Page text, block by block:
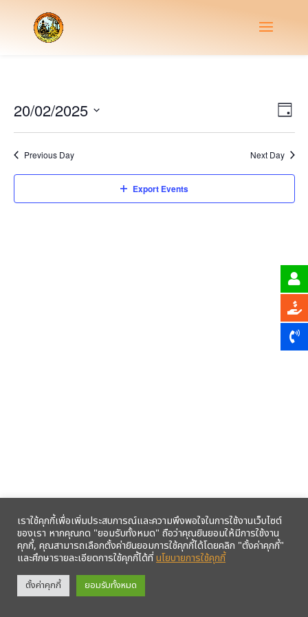
Day
20/02/2025
Previous Day Next Day
Export Events
รับข้อมูลข่าวสารจากสหกรณ์ฯ ผ่าน LINE ก่อนใคร คลิก!
เราใช้คุกกี้เพื่อเพิ่มประสบการณ์และความพึงพอใจในการใช้งานเว็บไซต์
ของเรา หากคุณกด "ยอมรับทั้งหมด" ถือว่าคุณยินยอมให้มีการใช้งาน
คุกกี้, คุณสามารถเลือกตั้งค่ายินยอมการใช้คุกกี้ได้โดยคลิก "ตั้งค่าคุกกี้"
และศึกษารายละเอียดการใช้คุกกี้ได้ที่นโยบายการใช้คุกกี้
ตั้งค่าคุกกี้ ยอมรับทั้งหมด